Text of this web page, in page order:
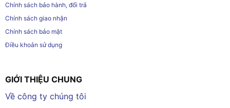
Chính sách bảo hành, đổi trả
Chính sách giao nhận
Chính sách bảo mật
Điều khoản sử dụng
GIỚI THIỆU CHUNG
Về công ty chúng tôi